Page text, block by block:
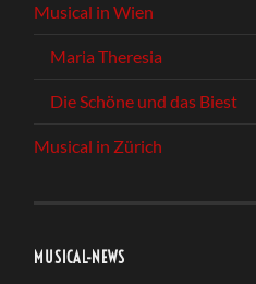
Musical in Wien
Maria Theresia
Die Schöne und das Biest
Musical in Zürich
MUSICAL-NEWS